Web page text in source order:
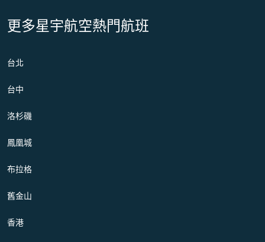
更多星宇航空熱門航班
台北
台中
洛杉磯
鳳凰城
布拉格
舊金山
香港